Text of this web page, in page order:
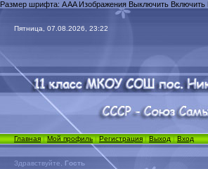
Размер шрифта: AAAИзображения Выключить Включить
Пятница, 07.08.2026, 23:22
Главная|Мой профиль|Регистрация |Выход|Вход
Здравствуйте, Гость